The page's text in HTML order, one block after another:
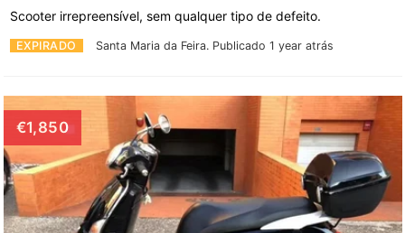
EXPIRADO Santa Maria da Feira. Publicado 1 year atrás
Scooter irrepreensível, sem qualquer tipo de defeito.
€1,850